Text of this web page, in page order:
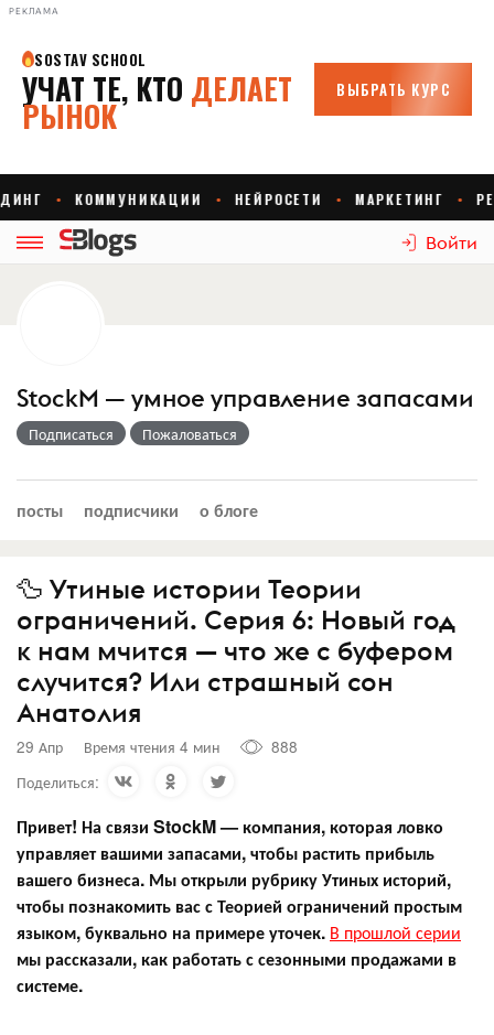
РЕКЛАМА
Войти
StockM — умное управление запасами
Подписаться Пожаловаться
посты подписчики о блоге
🦆 Утиные истории Теории
ограничений. Серия 6: Новый год
к нам мчится — что же с буфером
случится? Или страшный сон
Анатолия
29 Апр Время чтения 4 мин
888
Поделиться:
Привет! На связи StockM — компания, которая ловко
управляет вашими запасами, чтобы растить прибыль
вашего бизнеса. Мы открыли рубрику Утиных историй,
чтобы познакомить вас с Теорией ограничений простым
языком, буквально на примере уточек. В прошлой серии
мы рассказали, как работать с сезонными продажами в
системе.